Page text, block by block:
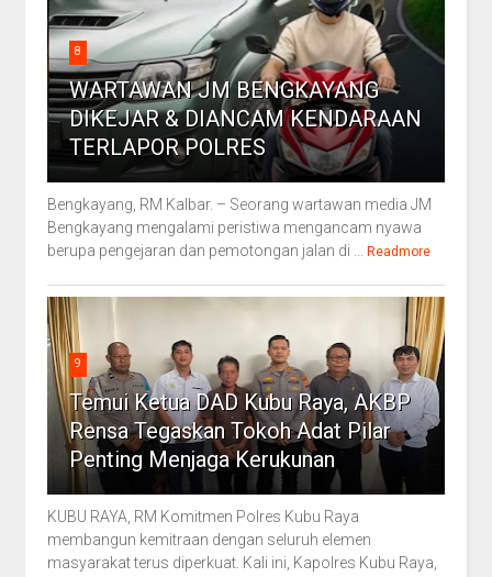
8
WARTAWAN JM BENGKAYANG
DIKEJAR & DIANCAM KENDARAAN
TERLAPOR POLRES
Bengkayang, RM Kalbar. – Seorang wartawan media JM
Bengkayang mengalami peristiwa mengancam nyawa
berupa pengejaran dan pemotongan jalan di ...
Readmore
9
Temui Ketua DAD Kubu Raya, AKBP
Rensa Tegaskan Tokoh Adat Pilar
Penting Menjaga Kerukunan
KUBU RAYA, RM Komitmen Polres Kubu Raya
membangun kemitraan dengan seluruh elemen
masyarakat terus diperkuat. Kali ini, Kapolres Kubu Raya,